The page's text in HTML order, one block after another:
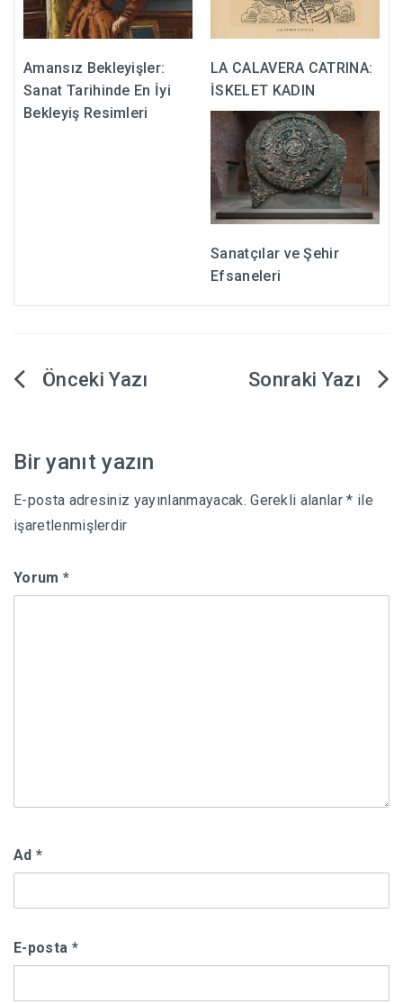
Amansız Bekleyişler:
Sanat Tarihinde En İyi
Bekleyiş Resimleri
LA CALAVERA CATRINA:
İSKELET KADIN
Sanatçılar ve Şehir
Efsaneleri
Yazı
Bir yanıt yazın
E-posta adresiniz yayınlanmayacak. Gerekli alanlar* ile
işaretlenmişlerdir
Yorum *
Ad *
E-posta *